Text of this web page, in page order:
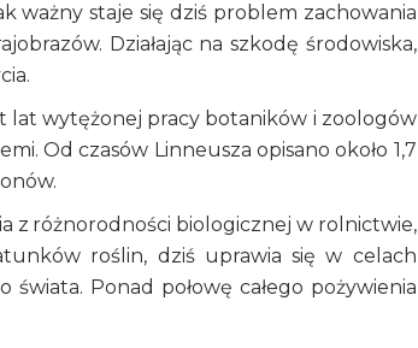
ważny staje się dziś problem zachowania
Działając na szkodę środowiska,
lat wytężonej pracy botaników i zoologów
Od czasów Linneusza opisano około 1,7
z różnorodności biologicznej w rolnictwie,
roślin, dziś uprawia się w celach
Ponad połowę całego pożywienia